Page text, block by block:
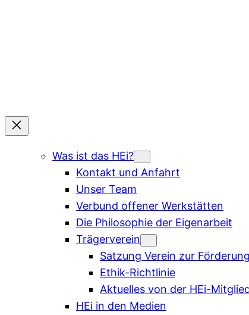
Was ist das HEi?
Kontakt und Anfahrt
Unser Team
Verbund offener Werkstätten
Die Philosophie der Eigenarbeit
Trägerverein
Satzung Verein zur
Ethik-Richtlinie
Aktuelles von der HEi-
HEi in den Medien